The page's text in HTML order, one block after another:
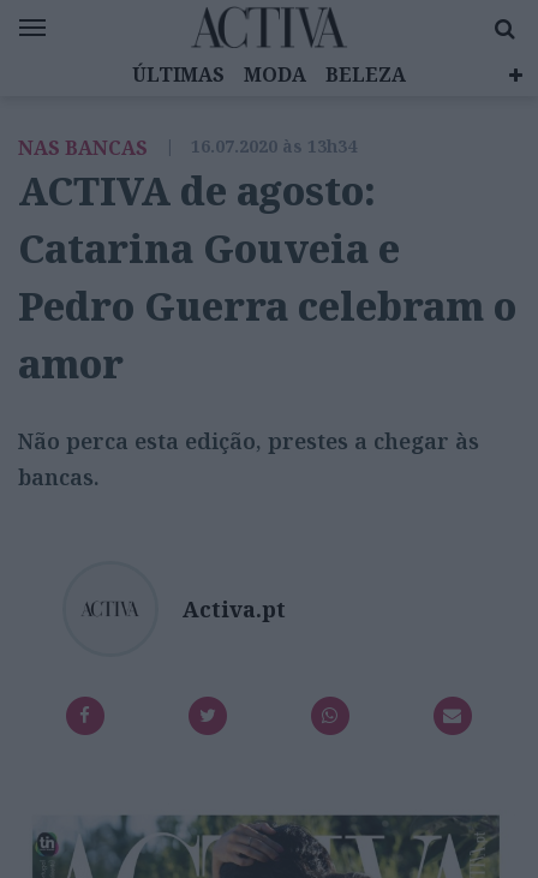
ÚLTIMAS MODA
BELEZA
EMOÇÕES
MULHERES INSPIRADORAS
DIZ QUEM SABE
ACTIVA BRAND STUDIO
NAS BANCAS | 16.07.2020 às 13h34
ACTIVA de agosto:
Catarina Gouveia e
Pedro Guerra celebram o
amor
Não perca esta edição, prestes a chegar às
bancas.
Activa.pt